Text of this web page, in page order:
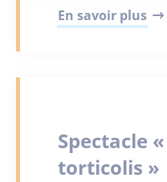
En savoir plus
Spectacle
torticolis »